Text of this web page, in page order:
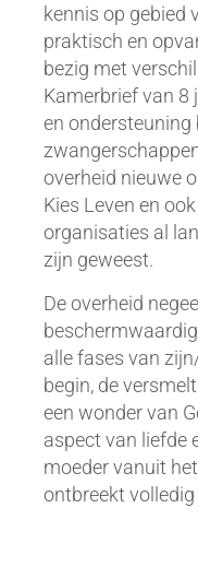
kennis op gebied
praktisch en
bezig met
Kamerbrief van 8
en ondersteuning
overheid nieuwe
Kies Leven en
organisaties al
zijn geweest.
De overheid
alle fases van
begin, de
een wonder van
aspect van liefde
moeder vanuit
ontbreekt